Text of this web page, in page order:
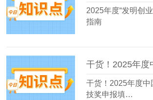
2025年度“发明创
指南
干货！2025年度
技奖申报填…